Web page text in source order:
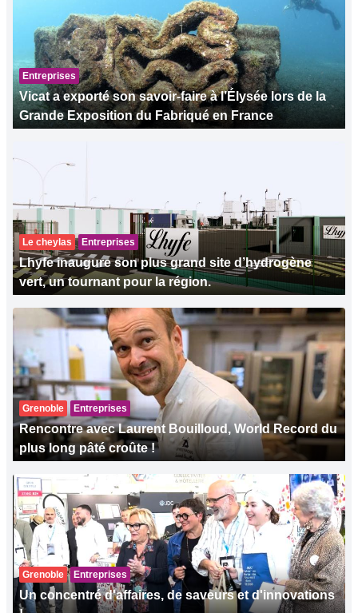
Entreprises
Vicat a exporté son savoir-faire à l’Élysée lors de la
Grande Exposition du Fabriqué en France
Le cheylas Entreprises
Lhyfe inaugure son plus grand site d’hydrogène
vert, un tournant pour la région.
Grenoble Entreprises
Rencontre avec Laurent Bouilloud, World Record du
plus long pâté croûte !
Grenoble Entreprises
Un concentré d'affaires, de saveurs et d'innovations